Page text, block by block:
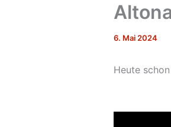
6. Mai 2024
Heute